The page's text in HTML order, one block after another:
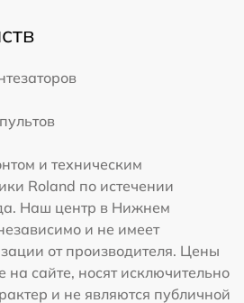
и техническим
Roland по истечении
Наш центр в Нижнем
и не имеет
от производителя. Цены
на сайте, носят исключительно
и не являются публичной